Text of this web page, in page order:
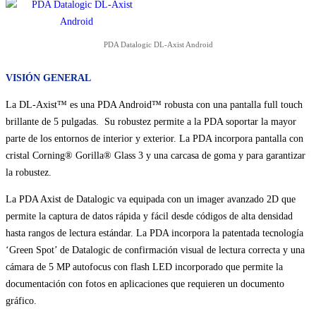
PDA Datalogic DL-Axist Android
VISIÓN GENERAL
La DL-Axist™ es una PDA Android™ robusta con una pantalla full touch
brillante de 5 pulgadas. Su robustez permite a la PDA soportar la mayor
parte de los entornos de interior y exterior. La PDA incorpora pantalla con
cristal Corning® Gorilla® Glass 3 y una carcasa de goma y para garantizar
la robustez.
La PDA Axist de Datalogic va equipada con un imager avanzado 2D que
permite la captura de datos rápida y fácil desde códigos de alta densidad
hasta rangos de lectura estándar. La PDA incorpora la patentada tecnología
‘Green Spot’ de Datalogic de confirmación visual de lectura correcta y una
cámara de 5 MP autofocus con flash LED incorporado que permite la
documentación con fotos en aplicaciones que requieren un documento
gráfico.